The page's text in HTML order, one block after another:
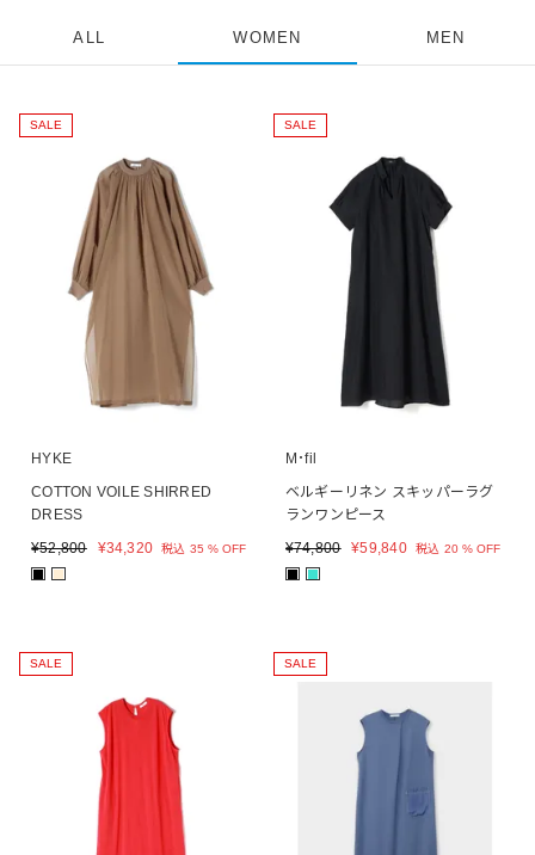
ALL WOMEN MEN
SALE
HYKE
COTTON VOILE SHIRRED
DRESS
¥52,800 ¥34,320 税込 35 % OFF
SALE
M･fil
ベルギーリネン スキッパーラグ
ランワンピース
¥74,800 ¥59,840 税込 20 % OFF
SALE SALE